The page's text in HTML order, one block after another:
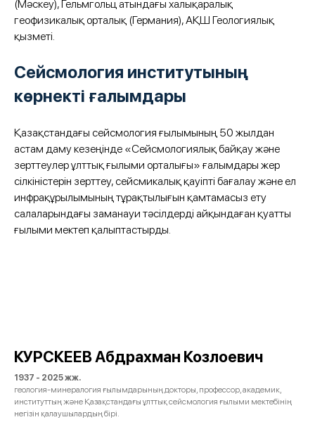
(Мәскеу), Гельмгольц атындағы халықаралық
геофизикалық орталық (Германия), АҚШ Геологиялық
қызметі.
Сейсмология институтының
көрнекті ғалымдары
Қазақстандағы сейсмология ғылымының 50 жылдан
астам даму кезеңінде «Сейсмологиялық байқау және
зерттеулер ұлттық ғылыми орталығы» ғалымдары жер
сілкіністерін зерттеу, сейсмикалық қауіпті бағалау және ел
инфрақұрылымының тұрақтылығын қамтамасыз ету
салаларындағы заманауи тәсілдерді айқындаған қуатты
ғылыми мектеп қалыптастырды.
КУРСКЕЕВ Абдрахман Козлоевич
1937 - 2025 жж.
геология-минералогия ғылымдарының докторы, профессор, академик,
институттың және Қазақстандағы ұлттық сейсмология ғылыми мектебінің
негізін қалаушылардың бірі.